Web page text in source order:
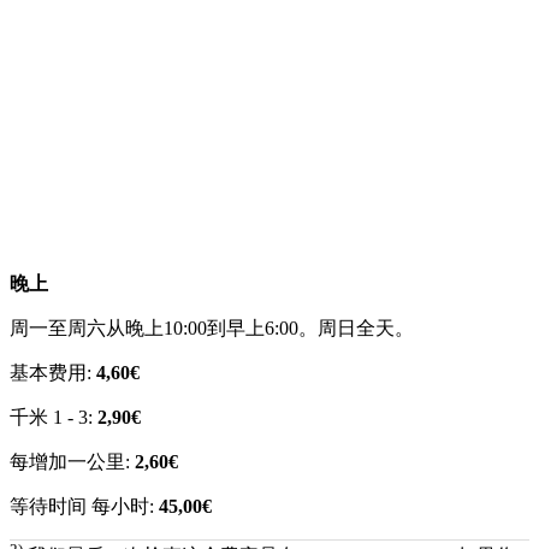
晚上
周一至周六从晚上10:00到早上6:00。周日全天。
基本费用: 4,60€
千米 1 - 3: 2,90€
每增加一公里: 2,60€
等待时间 每小时: 45,00€